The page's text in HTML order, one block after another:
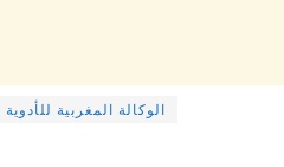
الوكالة المغربية للأدوية